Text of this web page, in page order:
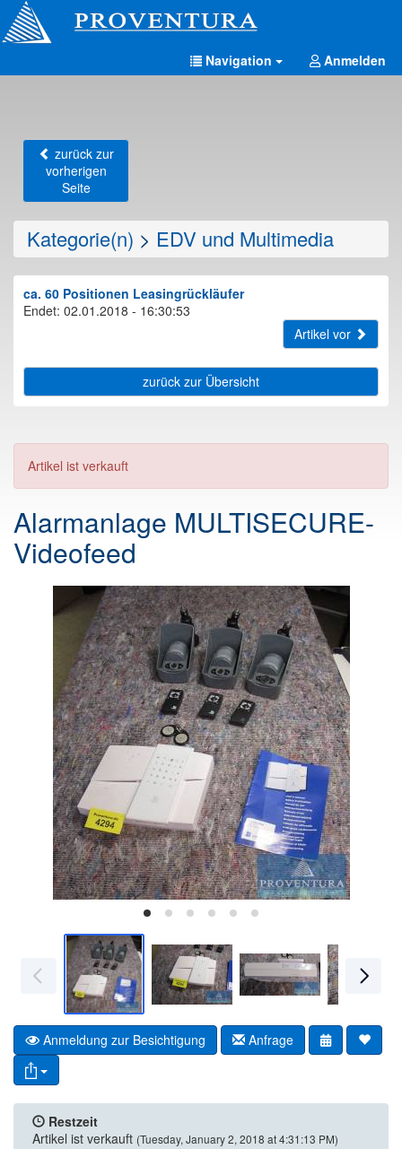
Navigation Anmelden
zurück zur
vorherigen
Seite
Kategorie(n) > EDV und Multimedia
ca. 60 Positionen Leasingrückläufer
Endet: 02.01.2018 - 16:30:53
Artikel vor
zurück zur Übersicht
Artikel ist verkauft
Alarmanlage MULTISECURE-
Videofeed
Anmeldung zur Besichtigung Anfrage
Restzeit
Artikel ist verkauft (Tuesday, January 2, 2018 at 4:31:13 PM)